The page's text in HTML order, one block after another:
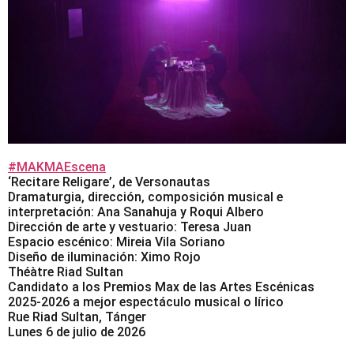
#MAKMAEscena
‘Recitare Religare’, de Versonautas
Dramaturgia, dirección, composición musical e
interpretación: Ana Sanahuja y Roqui Albero
Dirección de arte y vestuario: Teresa Juan
Espacio escénico: Mireia Vila Soriano
Diseño de iluminación: Ximo Rojo
Théàtre Riad Sultan
Candidato a los Premios Max de las Artes Escénicas
2025-2026 a mejor espectáculo musical o lírico
Rue Riad Sultan, Tánger
Lunes 6 de julio de 2026